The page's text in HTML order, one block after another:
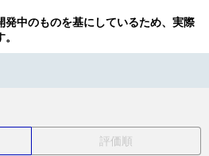
発中のものを基にしているため、実際
評価順